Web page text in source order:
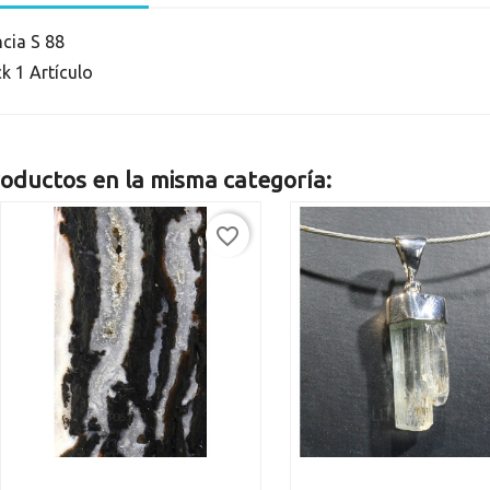
S 88
1 Artículo
en la misma categoría:
favorite_border